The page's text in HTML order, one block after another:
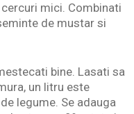
mici. Combinati
de mustar si
bine. Lasati sa
un litru este
legume. Se adauga